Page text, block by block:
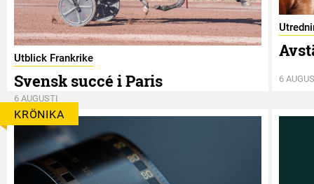
Utblick Frankrike
Svensk succé i Paris
6 AUGUSTI
6
KRÖNIKA